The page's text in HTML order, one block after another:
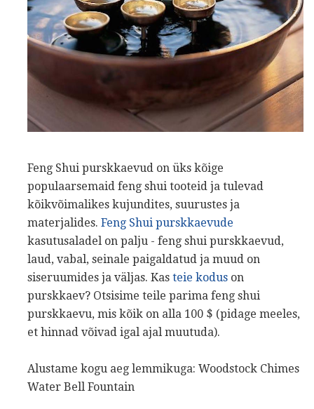
Feng Shui purskkaevud on üks kõige
populaarsemaid feng shui tooteid ja tulevad
kõikvõimalikes kujundites, suurustes ja
materjalides. Feng Shui purskkaevude
kasutusaladel on palju - feng shui purskkaevud,
laud, vabal, seinale paigaldatud ja muud on
siseruumides ja väljas. Kas teie kodus on
purskkaev? Otsisime teile parima feng shui
purskkaevu, mis kõik on alla 100 $ (pidage meeles,
et hinnad võivad igal ajal muutuda).
Alustame kogu aeg lemmikuga: Woodstock Chimes
Water Bell Fountain